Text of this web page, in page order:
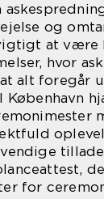
og
at være
hvor
alt foregår
København
for